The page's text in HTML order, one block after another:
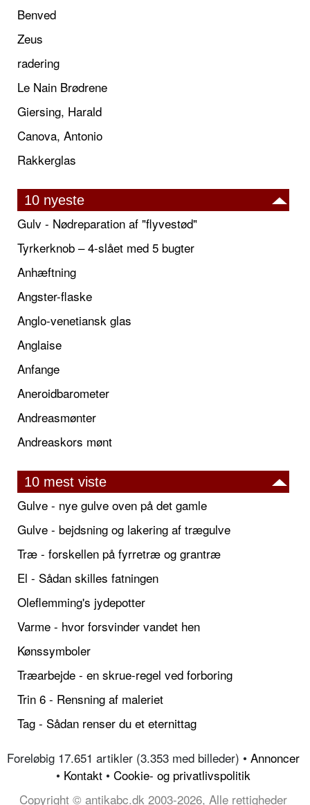
Benved
Zeus
radering
Le Nain Brødrene
Giersing, Harald
Canova, Antonio
Rakkerglas
10 nyeste
Gulv - Nødreparation af "flyvestød"
Tyrkerknob – 4-slået med 5 bugter
Anhæftning
Angster-flaske
Anglo-venetiansk glas
Anglaise
Anfange
Aneroidbarometer
Andreasmønter
Andreaskors mønt
10 mest viste
Gulve - nye gulve oven på det gamle
Gulve - bejdsning og lakering af trægulve
Træ - forskellen på fyrretræ og grantræ
El - Sådan skilles fatningen
Oleflemming's jydepotter
Varme - hvor forsvinder vandet hen
Kønssymboler
Træarbejde - en skrue-regel ved forboring
Trin 6 - Rensning af maleriet
Tag - Sådan renser du et eternittag
Foreløbig 17.651 artikler (3.353 med billeder) • Annoncer
• Kontakt • Cookie- og privatlivspolitik
Copyright © antikabc.dk 2003-2026, Alle rettigheder